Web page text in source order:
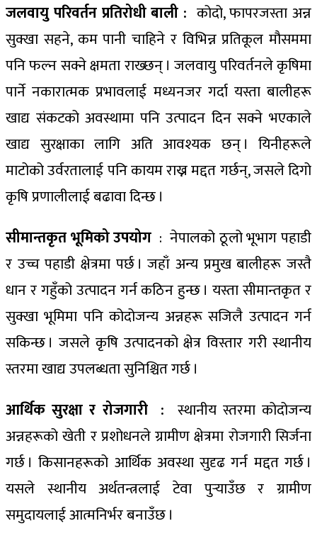
जलवायु परिवर्तन प्रतिरोधी बाली : कोदो, फापरजस्ता अन्न
सुक्खा सहने, कम पानी चाहिने र विभिन्न प्रतिकूल मौसममा
पनि फल्न सक्ने क्षमता राख्छन् । जलवायु परिवर्तनले कृषिमा
पार्ने नकारात्मक प्रभावलाई मध्यनजर गर्दा यस्ता बालीहरू
खाद्य संकटको अवस्थामा पनि उत्पादन दिन सक्ने भएकाले
खाद्य सुरक्षाका लागि अति आवश्यक छन् । यिनीहरूले
माटोको उर्वरतालाई पनि कायम राख्न मद्दत गर्छन्, जसले दिगो
कृषि प्रणालीलाई बढावा दिन्छ ।
सीमान्तकृत भूमिको उपयोग : नेपालको ठूलो भूभाग पहाडी
र उच्च पहाडी क्षेत्रमा पर्छ । जहाँ अन्य प्रमुख बालीहरू जस्तै
धान र गहुँको उत्पादन गर्न कठिन हुन्छ । यस्ता सीमान्तकृत र
सुक्खा भूमिमा पनि कोदोजन्य अन्नहरू सजिलै उत्पादन गर्न
सकिन्छ । जसले कृषि उत्पादनको क्षेत्र विस्तार गरी स्थानीय
स्तरमा खाद्य उपलब्धता सुनिश्चित गर्छ ।
आर्थिक सुरक्षा र रोजगारी : स्थानीय स्तरमा कोदोजन्य
अन्नहरूको खेती र प्रशोधनले ग्रामीण क्षेत्रमा रोजगारी सिर्जना
गर्छ । किसानहरूको आर्थिक अवस्था सुदृढ गर्न मद्दत गर्छ ।
यसले स्थानीय अर्थतन्त्रलाई टेवा पुर्‍याउँछ र ग्रामीण
समुदायलाई आत्मनिर्भर बनाउँछ ।